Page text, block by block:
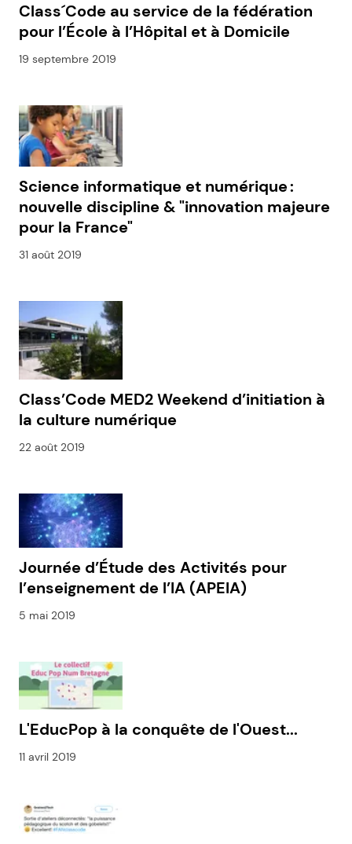
Class´Code au service de la fédération
pour l’École à l’Hôpital et à Domicile
19 septembre 2019
Science informatique et numérique :
nouvelle discipline & "innovation majeure
pour la France"
31 août 2019
Class’Code MED2 Weekend d’initiation à
la culture numérique
22 août 2019
Journée d’Étude des Activités pour
l’enseignement de l’IA (APEIA)
5 mai 2019
L'EducPop à la conquête de l'Ouest...
11 avril 2019